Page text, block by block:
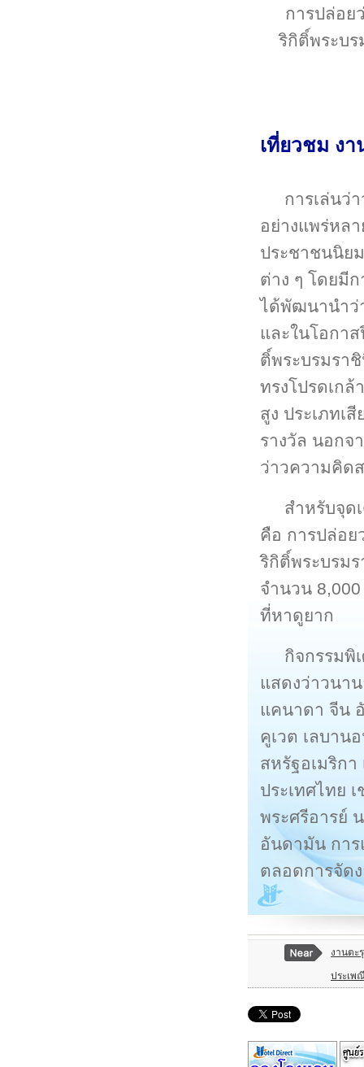
การปล่อย
ริกิติ์พระบ
เที่ยวชม ง
การเล่นว่
อย่างแพร่หล
ประชาชนนิย
ต่าง ๆ โดยมี
ได้พัฒนานำว่
และในโอกา
ติ์พระบรมรา
ทรงโปรดเก
สูง ประเภทเ
รางวัล นอกจ
ว่าวความคิด
สำหรับจุด
คือ การปล่อย
ริกิติ์พระบรม
จำนวน
ที่หาดูยาก
กิจกรรมพิ
แสดงว่าวนา
แคนาดา จีน
คูเวต เลบาน
สหรัฐอเมริก
ประเทศไทย
พระศรีอารย์
อันดามัน การ
ตลอดการจัด
งานตะ
ประเพ